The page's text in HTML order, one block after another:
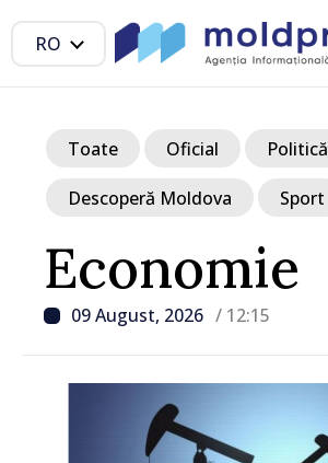
RO
Economie
09 August, 2026 / 12:15
Toate Oficial Politică
Descoperă Moldova Sport